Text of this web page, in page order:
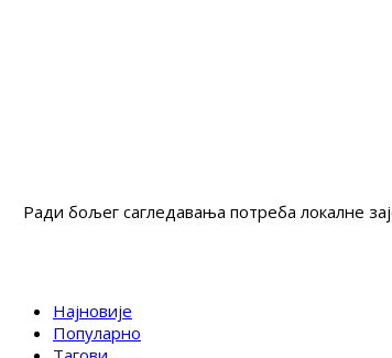
Ради бољег сагледавања потреба локалне
Најновије
Популарно